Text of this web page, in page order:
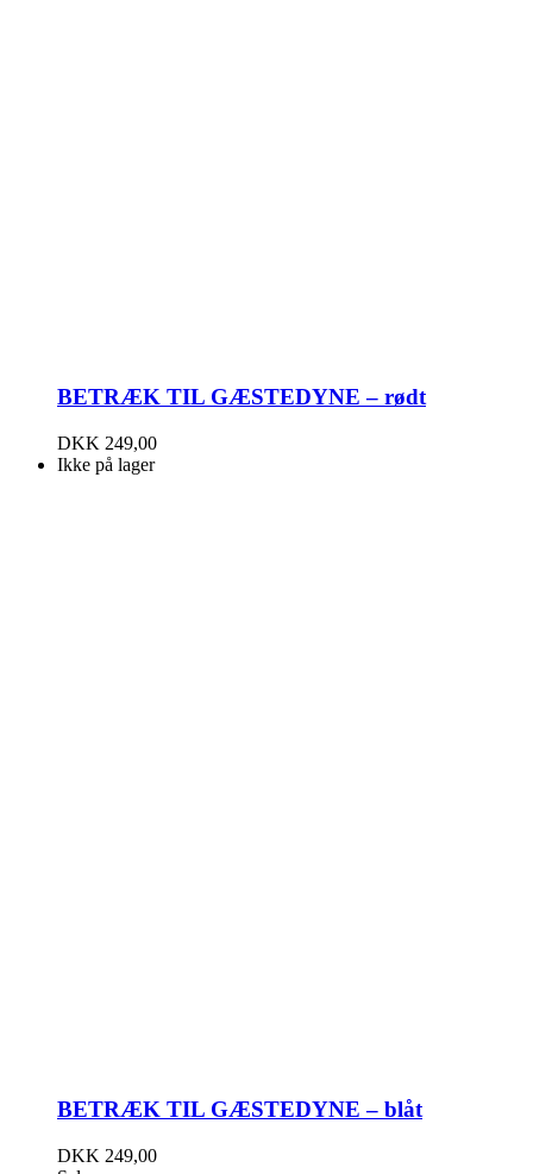
BETRÆK TIL GÆSTEDYNE – rødt
DKK 249,00
Ikke på lager
BETRÆK TIL GÆSTEDYNE – blåt
DKK 249,00